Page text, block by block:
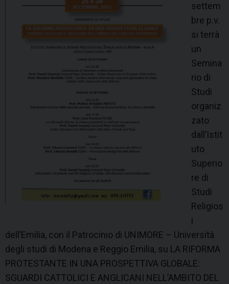
settem
bre p.v.
si terrà
un
Semina
rio di
Studi
organiz
zato
dall’Istit
uto
Superio
re di
Studi
Religios
i
dell’Emilia, con il Patrocinio di UNIMORE – Università
degli studi di Modena e Reggio Emilia, su LA RIFORMA
PROTESTANTE IN UNA PROSPETTIVA GLOBALE:
SGUARDI CATTOLICI E ANGLICANI NELL’AMBITO DEL